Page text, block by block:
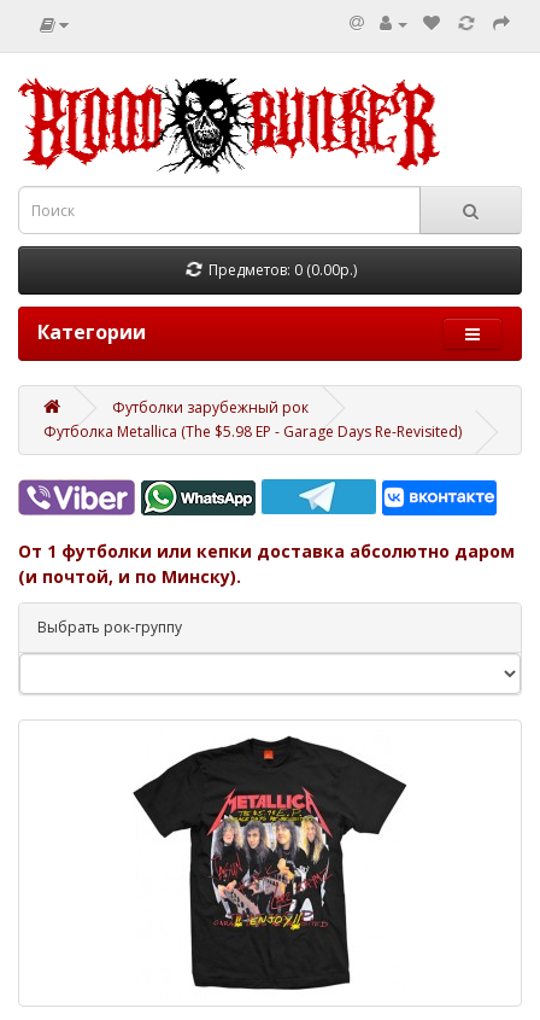
Предметов: 0 (0.00р.)
Категории
Футболки зарубежный рок
Футболка Metallica (The $5.98 EP - Garage Days Re-Revisited)
От 1 футболки или кепки доставка абсолютно даром
(и почтой, и по Минску).
Выбрать рок-группу